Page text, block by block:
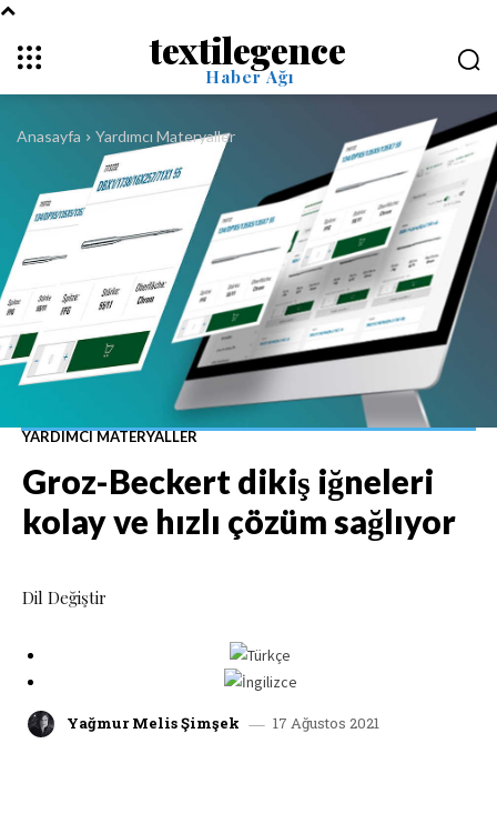
textilegence
Haber Ağı
Anasayfa Yardımcı Materyaller
YARDIMCI MATERYALLER
Groz-Beckert dikiş iğneleri
kolay ve hızlı çözüm sağlıyor
Dil Değiştir
Yağmur Melis Şimşek 17 Ağustos 2021